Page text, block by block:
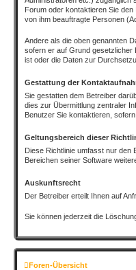
Forum oder kontaktieren Sie
von ihm beauftragte Personen
Andere als die oben genannten
sofern er auf Grund gesetzlicher
ist oder die Daten zur
Gestattung der
Sie gestatten dem Betreiber
dies zur Übermittlung zentraler
Benutzer Sie kontaktieren,
Geltungsbereich dieser
Diese Richtlinie umfasst nur den
Bereichen seiner Software
Auskunftsrecht
Der Betreiber erteilt Ihnen auf
Sie können jederzeit die
Foren-Übersicht